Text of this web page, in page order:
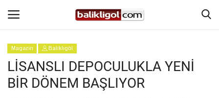
Giriş Yap
Anasayfa
Magazin Balıklıgöl
LİSANSLI DEPOCULUKLA YENİ
BİR DÖNEM BAŞLIYOR